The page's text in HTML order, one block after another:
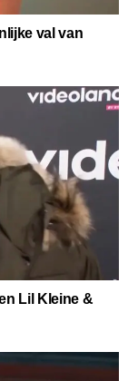
val van
Lil Kleine &